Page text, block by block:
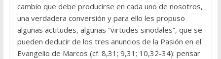
cambio que debe producirse en cada uno de nosotros,
una verdadera conversión y para ello les propuso
algunas actitudes, algunas “virtudes sinodales”, que se
pueden deducir de los tres anuncios de la Pasión en el
Evangelio de Marcos (cf. 8,31; 9,31; 10,32-34): pensar